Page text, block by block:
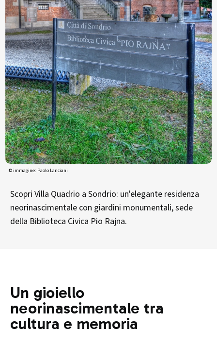
© immagine: Paolo Lanciani
Scopri Villa Quadrio a Sondrio: un'elegante residenza
neorinascimentale con giardini monumentali, sede
della Biblioteca Civica Pio Rajna.
Un gioiello
neorinascimentale tra
cultura e memoria